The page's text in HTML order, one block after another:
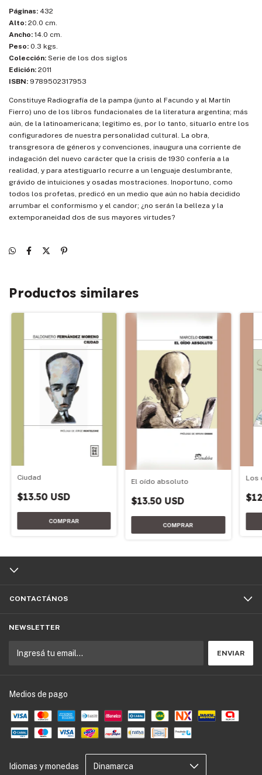
Páginas: 432
Alto: 20.0 cm.
Ancho: 14.0 cm.
Peso: 0.3 kgs.
Colección: Serie de los dos siglos
Edición: 2011
ISBN: 9789502317953
Constituye Radiografía de la pampa (junto al Facundo y al Martín
Fierro) uno de los libros fundacionales de la literatura argentina; más
aún, de la latinoamericana; legitimo es, por lo tanto, situarlo entre los
configuradores de nuestra personalidad cultural. La obra,
transgresora de géneros y convenciones, inaugura una corriente de
indagación del nuevo carácter que la crisis de 1930 confería a la
realidad, y para atestiguarlo recurre a un lenguaje deslumbrante,
grávido de intuiciones y osadas mostraciones. Inoportuno, como
todos los profetas, predicó en un medio que aún no había decidido
arrumbar el conformismo y el candor; ¿no serán la belleza y la
extemporaneidad dos de sus mayores virtudes?
Productos similares
Ciudad
$13.50 USD
El oído absoluto
$13.50 USD
Los
CONTACTÁNOS
NEWSLETTER
Medios de pago
Idiomas y monedas